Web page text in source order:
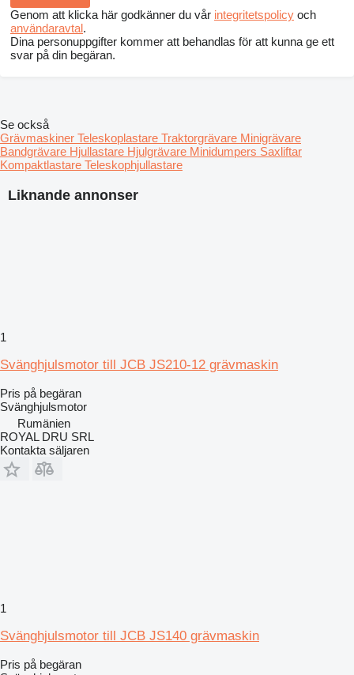
Genom att klicka här godkänner du vår integritetspolicy och
användaravtal.
Dina personuppgifter kommer att behandlas för att kunna ge ett
svar på din begäran.
Liknande annonser
1
Svänghjulsmotor till JCB JS210-12 grävmaskin
Pris på begäran
Svänghjulsmotor
Rumänien
ROYAL DRU SRL
Kontakta säljaren
1
Svänghjulsmotor till JCB JS140 grävmaskin
Pris på begäran
Se också
Grävmaskiner Teleskoplastare Traktorgrävare Minigrävare
Bandgrävare Hjullastare Hjulgrävare Minidumpers Saxliftar
Kompaktlastare Teleskophjullastare